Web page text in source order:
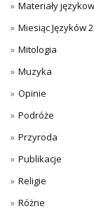
Materiały
Miesiąc Języków
Mitologia
Muzyka
Opinie
Podróże
Przyroda
Publikacje
Religie
Różne